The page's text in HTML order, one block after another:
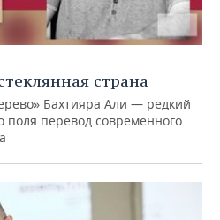
страна
Бахтияра Али — редкий
поля перевод современного